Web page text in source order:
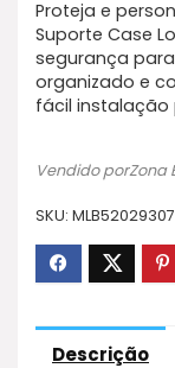
Proteja e
Suporte Case
segurança
organizado e
fácil instalação
Vendido porZona
SKU:
Descrição